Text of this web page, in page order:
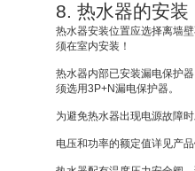
8. 热水器的安装
热水器安装位置应选择离墙
须在室内安装！
热水器内部已安装漏电保护
须选用3P+N漏电保护器。
为避免热水器出现电源故障
电压和功率的额定值详见产